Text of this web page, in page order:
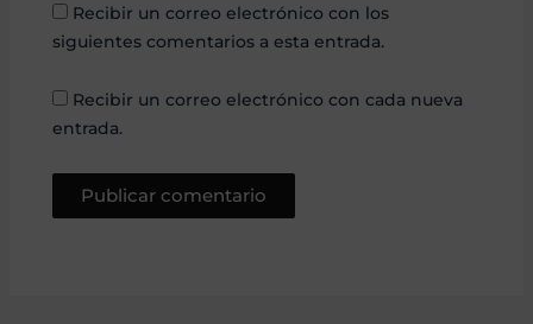
Recibir un correo electrónico con los
siguientes comentarios a esta entrada.
Recibir un correo electrónico con cada nueva
entrada.